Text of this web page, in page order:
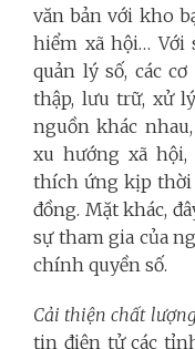
văn bản với kho
hiểm xã hội… Với
quản lý số, các
thập, lưu trữ, xử
nguồn khác
xu hướng xã
thích ứng kịp thời
đồng. Mặt khác,
sự tham gia của
chính quyền số.
Cải thiện chất
tin điện tử các